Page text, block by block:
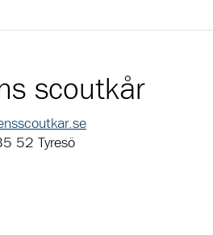
scoutkår
52 Tyresö